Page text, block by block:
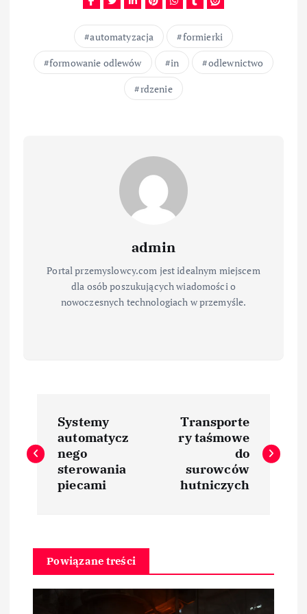
automatyzacja
formierki
formowanie odlewów
in
odlewnictwo
rdzenie
admin
Portal przemyslowcy.com jest idealnym miejscem
dla osób poszukujących wiadomości o
nowoczesnych technologiach w przemyśle.
a
g
a
Systemy
automatycz
nego
sterowania
piecami
Transporte
ry taśmowe
do
surowców
hutniczych
Powiązane treści